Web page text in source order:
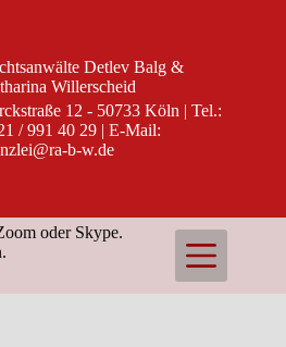
Detlev Balg &
Willerscheid
12 - 50733 Köln | Tel.:
/ 991 40 29 | E-Mail:
b-w.de
oder Skype.